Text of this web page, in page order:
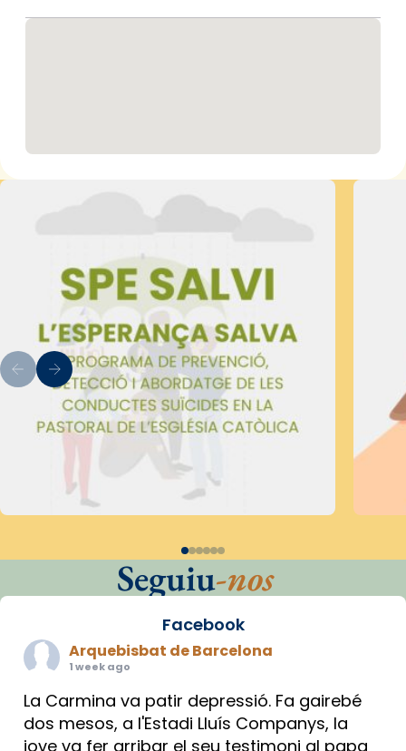
Seguiu-nos
Facebook
Arquebisbat de Barcelona
1 week ago
La Carmina va patir depressió. Fa gairebé
dos mesos, a l'Estadi Lluís Companys, la
jove va fer arribar el seu testimoni al papa